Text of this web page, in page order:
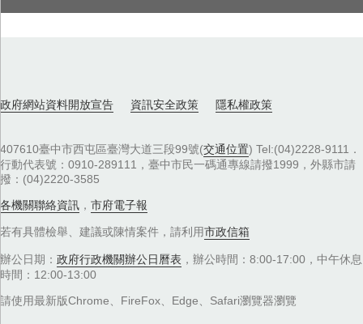
政府網站資料開放宣告 資訊安全政策 隱私權政策
407610臺中市西屯區臺灣大道三段99號(交通位置) Tel:(04)2228-9111．
行動代表號：0910-289111，臺中市民一碼通專線請撥1999，外縣市請
撥：(04)2220-3585
各機關聯絡資訊 ， 市府電子報
若有具體檢舉、建議或陳情案件，請利用市政信箱
辦公日期： 政府行政機關辦公日曆表 ，辦公時間：8:00-17:00，中午休息
時間：12:00-13:00
請使用最新版Chrome、FireFox、Edge、Safari瀏覽器瀏覽